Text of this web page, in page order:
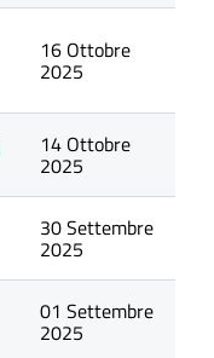
16 Ottobre
2025
14 Ottobre
2025
30 Settembre
2025
01 Settembre
2025